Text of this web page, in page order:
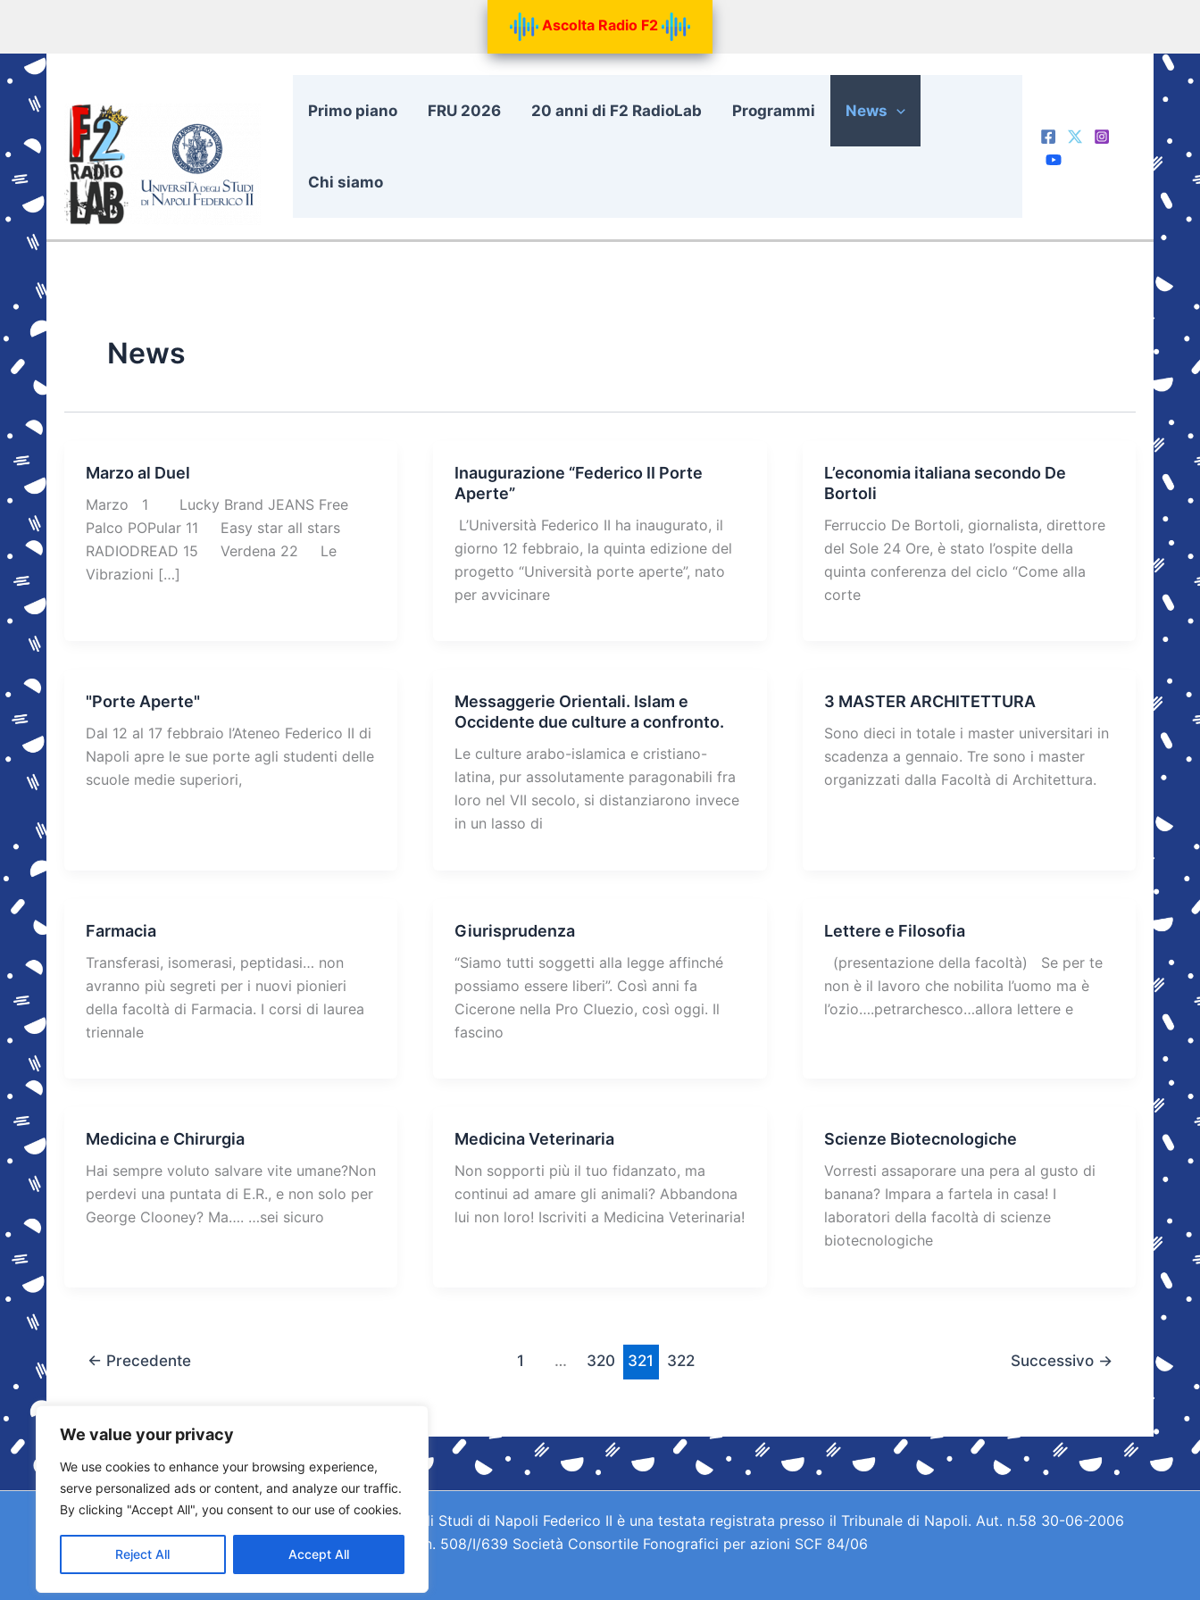
We value your privacy
We use cookies to enhance your browsing experience,
serve personalized ads or content, and analyze our traffic.
By clicking "Accept All", you consent to our use of cookies.
Reject All Accept All
Ascolta Radio F2
contenuto
Primo piano FRU 2026 20 anni di F2 RadioLab Programmi News
Chi siamo
News
Marzo al Duel
Marzo 1 Lucky Brand JEANS Free
Palco POPular 11 Easy star all stars
RADIODREAD 15 Verdena 22 Le
Vibrazioni […]
Inaugurazione “Federico II Porte
Aperte”
L’Università Federico II ha inaugurato, il
giorno 12 febbraio, la quinta edizione del
progetto “Università porte aperte”, nato
per avvicinare
L’economia italiana secondo De
Bortoli
Ferruccio De Bortoli, giornalista, direttore
del Sole 24 Ore, è stato l’ospite della
quinta conferenza del ciclo “Come alla
corte
"Porte Aperte"
Dal 12 al 17 febbraio l’Ateneo Federico II di
Napoli apre le sue porte agli studenti delle
scuole medie superiori,
Messaggerie Orientali. Islam e
Occidente due culture a confronto.
Le culture arabo-islamica e cristiano-
latina, pur assolutamente paragonabili fra
loro nel VII secolo, si distanziarono invece
in un lasso di
3 MASTER ARCHITETTURA
Sono dieci in totale i master universitari in
scadenza a gennaio. Tre sono i master
organizzati dalla Facoltà di Architettura.
Farmacia
Transferasi, isomerasi, peptidasi… non
avranno più segreti per i nuovi pionieri
della facoltà di Farmacia. I corsi di laurea
triennale
Giurisprudenza
“Siamo tutti soggetti alla legge affinché
possiamo essere liberi”. Così anni fa
Cicerone nella Pro Cluezio, così oggi. Il
fascino
Lettere e Filosofia
(presentazione della facoltà) Se per te
non è il lavoro che nobilita l’uomo ma è
l’ozio….petrarchesco…allora lettere e
Medicina e Chirurgia
Hai sempre voluto salvare vite umane?Non
perdevi una puntata di E.R., e non solo per
George Clooney? Ma…. …sei sicuro
Medicina Veterinaria
Non sopporti più il tuo fidanzato, ma
continui ad amare gli animali? Abbandona
lui non loro! Iscriviti a Medicina Veterinaria!
Scienze Biotecnologiche
Vorresti assaporare una pera al gusto di
banana? Impara a fartela in casa! I
laboratori della facoltà di scienze
biotecnologiche
← Precedente 1 … 320 321 322 Successivo →
Copyright © 2026 © F2 Radio Lab - Università degli Studi di Napoli Federico II è una testata registrata presso il Tribunale di Napoli. Aut. n.58 30-06-2006
Licenza SIAE n. 508/I/639 Società Consortile Fonografici per azioni SCF 84/06